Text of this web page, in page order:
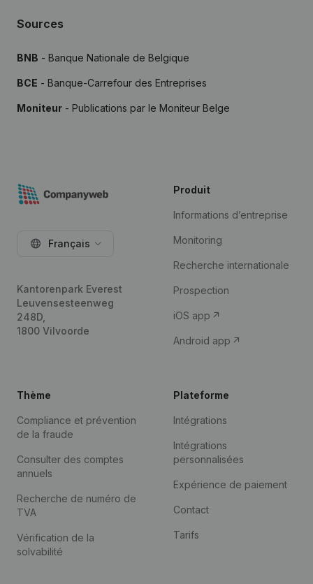
Sources
BNB - Banque Nationale de Belgique
BCE - Banque-Carrefour des Entreprises
Moniteur - Publications par le Moniteur Belge
Français
Kantorenpark Everest
Leuvensesteenweg
248D,
1800 Vilvoorde
Produit
Informations d’entreprise
Monitoring
Recherche internationale
Prospection
iOS app
Android app
Thème
Compliance et prévention
de la fraude
Consulter des comptes
annuels
Recherche de numéro de
TVA
Vérification de la
solvabilité
Plateforme
Intégrations
Intégrations
personnalisées
Expérience de paiement
Contact
Tarifs